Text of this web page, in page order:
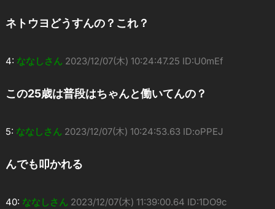
ネトウヨどうすんの？これ？
4: ななしさん 2023/12/07(木) 10:24:47.25 ID:U0mEf
この25歳は普段はちゃんと働いてんの？
5: ななしさん 2023/12/07(木) 10:24:53.63 ID:oPPEJ
んでも叩かれる
40: ななしさん 2023/12/07(木) 11:39:00.64 ID:1DO9c